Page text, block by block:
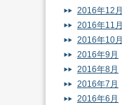
2016年12月
2016年11月
2016年10月
2016年9月
2016年8月
2016年7月
2016年6月